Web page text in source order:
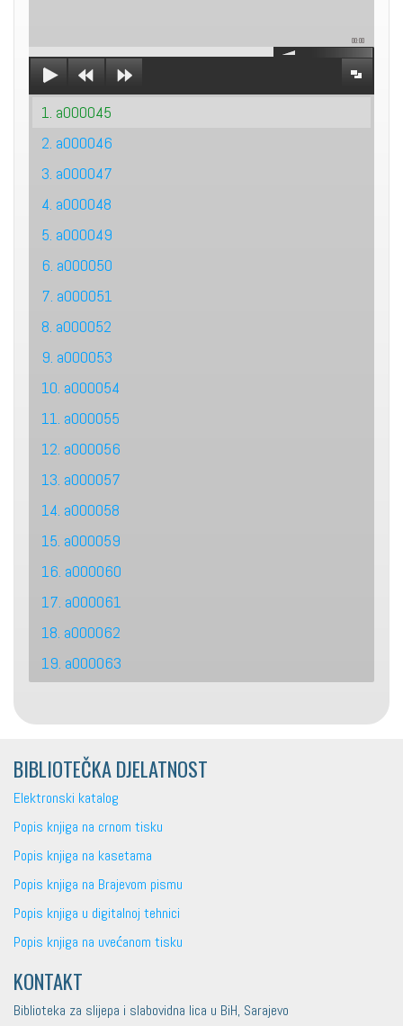
00:00
1. a000045
2. a000046
3. a000047
4. a000048
5. a000049
6. a000050
7. a000051
8. a000052
9. a000053
10. a000054
11. a000055
12. a000056
13. a000057
14. a000058
15. a000059
16. a000060
17. a000061
18. a000062
19. a000063
BIBLIOTEČKA DJELATNOST
Elektronski katalog
Popis knjiga na crnom tisku
Popis knjiga na kasetama
Popis knjiga na Brajevom pismu
Popis knjiga u digitalnoj tehnici
Popis knjiga na uvećanom tisku
KONTAKT
Biblioteka za slijepa i slabovidna lica u BiH, Sarajevo